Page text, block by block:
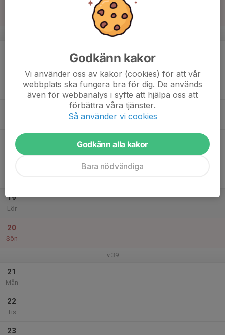
v.38
17
Tor
19
Lör
20
Sön
v.39
21
Mån
22
Tis
23
Godkänn kakor
Vi använder oss av kakor (cookies) för att vår
webbplats ska fungera bra för dig. De används
även för webbanalys i syfte att hjälpa oss att
förbättra våra tjänster.
Så använder vi cookies
Godkänn alla kakor
Bara nödvändiga